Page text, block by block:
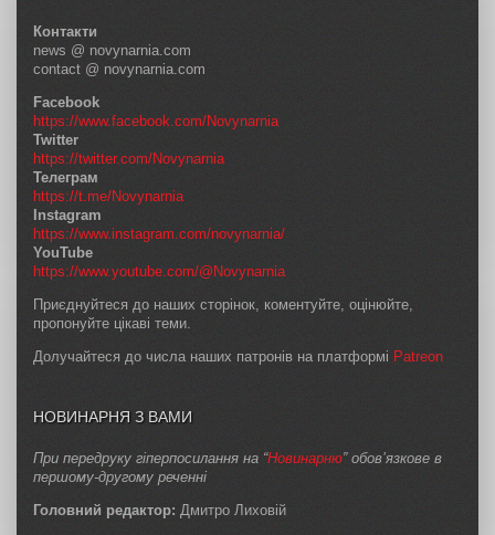
Контакти
news @ novynarnia.com
contact @ novynarnia.com
Facebook
https://www.facebook.com/Novynarnia
Twitter
https://twitter.com/Novynarnia
Телеграм
https://t.me/Novynarnia
Instagram
https://www.instagram.com/novynarnia/
YouTube
https://www.youtube.com/@Novynarnia
Приєднуйтеся до наших сторінок, коментуйте, оцінюйте,
пропонуйте цікаві теми.
Долучайтеся до числа наших патронів на платформі Patreon
НОВИНАРНЯ З ВАМИ
При передруку гіперпосилання на “Новинарню” обов’язкове в
першому-другому реченні
Головний редактор: Дмитро Лиховій